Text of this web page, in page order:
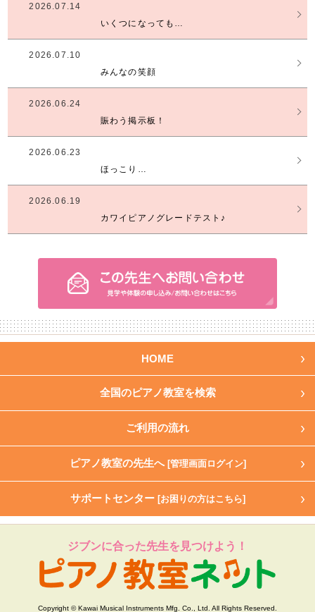
2026.07.14
いくつになっても…
2026.07.10
みんなの笑顔
2026.06.24
賑わう掲示板！
2026.06.23
ほっこり…
2026.06.19
カワイピアノグレードテスト♪
HOME
全国のピアノ教室を検索
ご利用の流れ
ピアノ教室の先生へ [管理画面ログイン]
サポートセンター [お困りの方はこちら]
ジブンに合った先生を見つけよう！
Copyright © Kawai Musical Instruments Mfg. Co., Ltd. All Rights Reserved.